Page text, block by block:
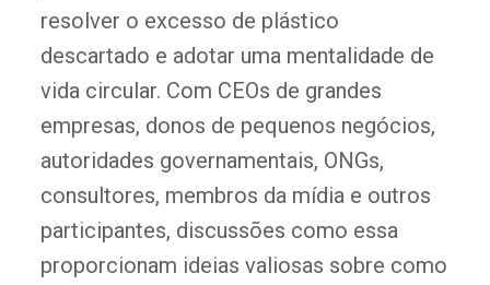
resolver o excesso de plástico
descartado e adotar uma mentalidade de
vida circular. Com CEOs de grandes
empresas, donos de pequenos negócios,
autoridades governamentais, ONGs,
consultores, membros da mídia e outros
participantes, discussões como essa
proporcionam ideias valiosas sobre como